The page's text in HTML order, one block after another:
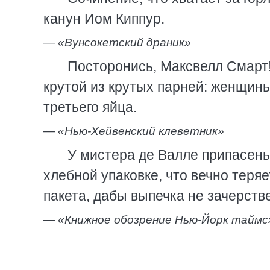
канун Иом Киппур.
— «Вунсокетский драник»
Посторонись, Максвелл
крутой из крутых парней:
третьего яйца.
— «Нью-Хейвенский клеветник»
У мистера де Валле
хлебной упаковке, что вечно
пакета, дабы выпечка не
— «Книжное обозрение Нью-Йорк